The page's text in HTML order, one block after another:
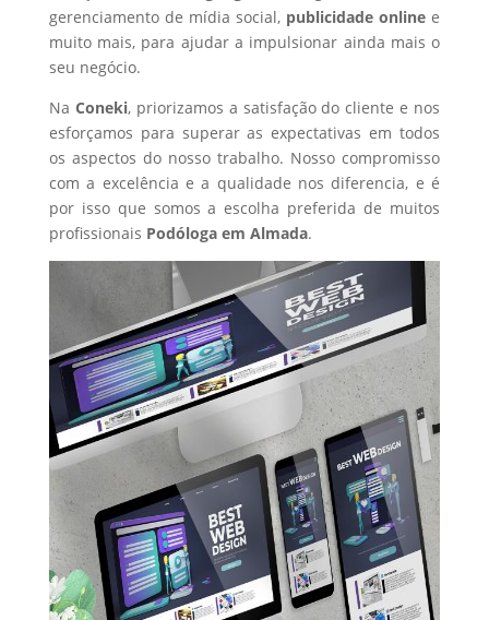
gerenciamento de mídia social, publicidade online e
muito mais, para ajudar a impulsionar ainda mais o
seu negócio.
Na Coneki, priorizamos a satisfação do cliente e nos
esforçamos para superar as expectativas em todos
os aspectos do nosso trabalho. Nosso compromisso
com a excelência e a qualidade nos diferencia, e é
por isso que somos a escolha preferida de muitos
profissionais Podólogaem Almada.